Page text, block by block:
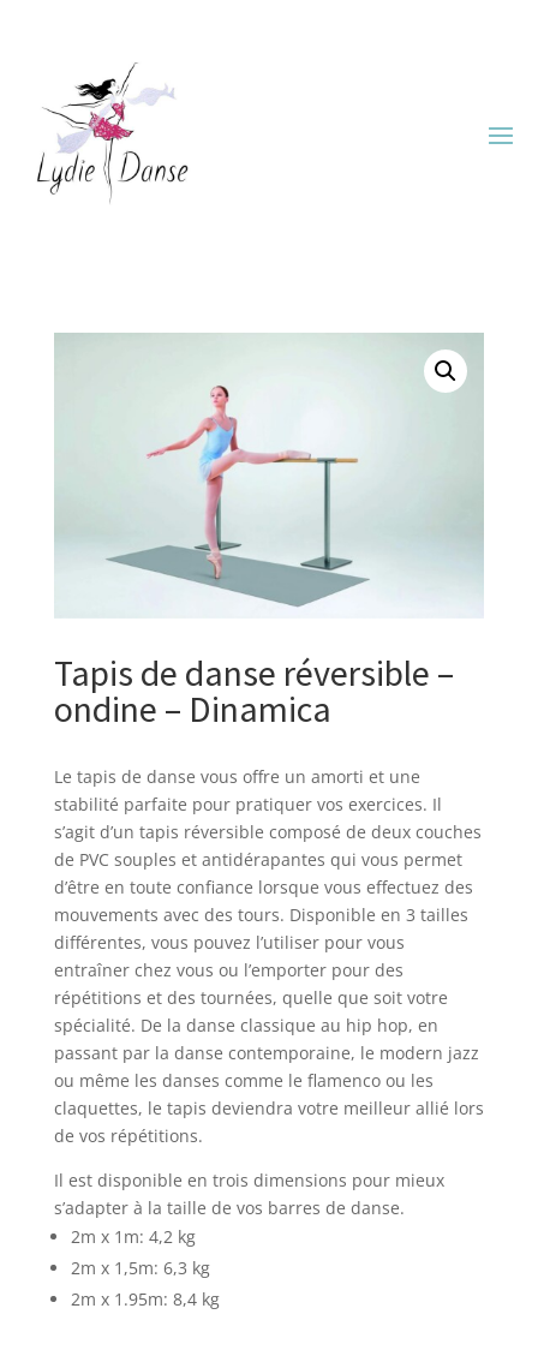
Tapis de danse réversible –
ondine – Dinamica
Le tapis de danse vous offre un amorti et une
stabilité parfaite pour pratiquer vos exercices. Il
s’agit d’un tapis réversible composé de deux couches
de PVC souples et antidérapantes qui vous permet
d’être en toute confiance lorsque vous effectuez des
mouvements avec des tours. Disponible en 3 tailles
différentes, vous pouvez l’utiliser pour vous
entraîner chez vous ou l’emporter pour des
répétitions et des tournées, quelle que soit votre
spécialité. De la danse classique au hip hop, en
passant par la danse contemporaine, le modern jazz
ou même les danses comme le flamenco ou les
claquettes, le tapis deviendra votre meilleur allié lors
de vos répétitions.
Il est disponible en trois dimensions pour mieux
s’adapter à la taille de vos barres de danse.
2m x 1m: 4,2 kg
2m x 1,5m: 6,3 kg
2m x 1.95m: 8,4 kg